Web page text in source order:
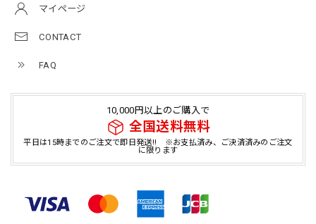
マイページ
CONTACT
FAQ
10,000円以上のご購入で
全国送料無料
平日は15時までのご注文で即日発送!! ※お支払済み、ご決済済みのご注文
に限ります